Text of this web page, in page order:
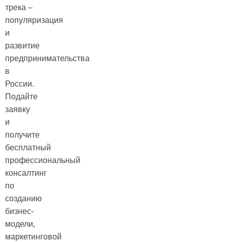
трека –
популяризация
и
развитие
предпринимательства
в
России.
Подайте
заявку
и
получите
бесплатный
профессиональный
консалтинг
по
созданию
бизнес-
модели,
маркетинговой